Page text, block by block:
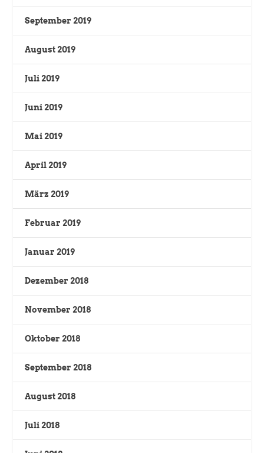
September 2019
August 2019
Juli 2019
Juni 2019
Mai 2019
April 2019
März 2019
Februar 2019
Januar 2019
Dezember 2018
November 2018
Oktober 2018
September 2018
August 2018
Juli 2018